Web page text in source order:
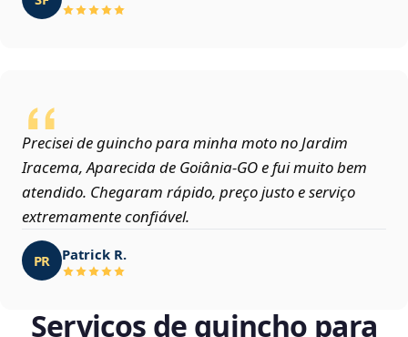
Precisei de guincho para minha moto no Jardim
Iracema, Aparecida de Goiânia‑GO e fui muito bem
atendido. Chegaram rápido, preço justo e serviço
extremamente confiável.
PR Patrick R.
Serviços de guincho para